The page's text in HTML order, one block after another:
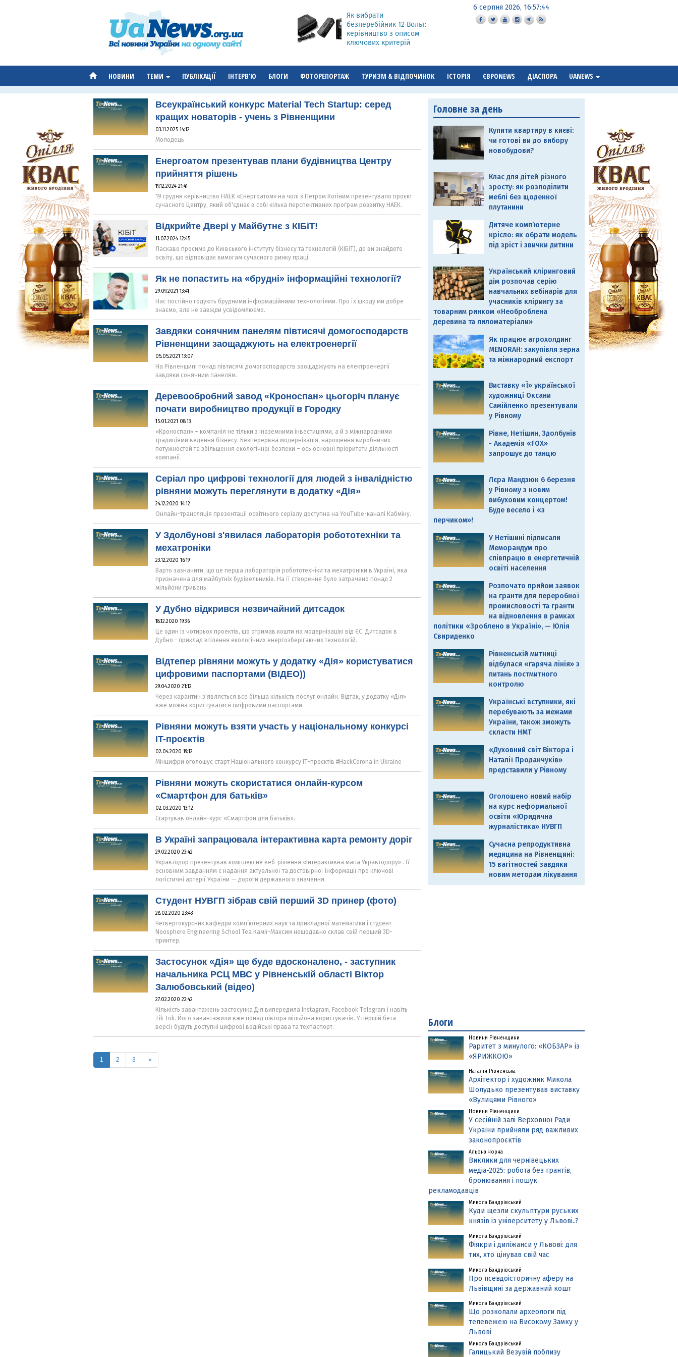
Як вибрати
безперебійник 12 Вольт:
керівництво з описом
ключових критерій
6 серпня 2026, 16:57:45
НОВИНИ ТЕМИ ПУБЛІКАЦІЇ ІНТЕРВ'Ю БЛОГИ ФОТОРЕПОРТАЖ ТУРИЗМ & ВІДПОЧИНОК ІСТОРІЯ ЄВРОNEWS ДІАСПОРА UANEWS
Всеукраїнський конкурс Material Tech Startup: серед
кращих новаторів - учень з Рівненщини
03.11.2025 14:12
Молодець
Енергоатом презентував плани будівництва Центру
прийняття рішень
19.12.2024 21:41
19 грудня керівництво НАЕК «Енергоатом» на чолі з Петром Котіним презентувало проєкт
сучасного Центру, який об'єднає в собі кілька перспективних програм розвитку НАЕК.
Відкрийте Двері у Майбутнє з КІБіТ!
11.07.2024 12:45
Ласкаво просимо до Київського інституту бізнесу та технологій (КІБіТ), де ви знайдете
освіту, що відповідає вимогам сучасного ринку праці.
Як не попастить на «брудні» інформаційні технології?
29.09.2021 13:41
Нас постійно годують брудними інформаційними технологіями. Про їх шкоду ми добре
знаємо, але не завжди усвідомлюємо.
Завдяки сонячним панелям півтисячі домогосподарств
Рівненщини заощаджують на електроенергії
05.05.2021 13:07
На Рівненщині понад півтисячі домогосподарств заощаджують на електроенергії
завдяки сонячним панелям.
Деревообробний завод «Кроноспан» цьогоріч планує
почати виробництво продукції в Городку
15.01.2021 08:13
«Кроноспан» – компанія не тільки з іноземними інвестиціями, а й з міжнародними
традиціями ведення бізнесу. Безперервна модернізація, нарощення виробничих
потужностей та збільшення екологічної безпеки – ось основні пріоритети діяльності
компанії.
Серіал про цифрові технології для людей з інвалідністю
рівняни можуть переглянути в додатку «Дія»
24.12.2020 14:12
Онлайн-трансляція презентації освітнього серіалу доступна на YouTube-каналі Кабміну.
У Здолбунові з'явилася лабораторія робототехніки та
мехатроніки
23.12.2020 16:19
Варто зазначити, що це перша лабораторія робототехніки та мехатроніки в Україні, яка
призначена для майбутніх будівельників. На її створення було затрачено понад 2
мільйони гривень.
У Дубно відкрився незвичайний дитсадок
18.12.2020 19:36
Це один із чотирьох проектів, що отримав кошти на модернізацію від ЄС. Дитсадок в
Дубно - приклад втілення екологічних енергозберігаючих технологій.
Відтепер рівняни можуть у додатку «Дія» користуватися
цифровими паспортами (ВІДЕО))
29.04.2020 21:12
Через карантин з'являється все більша кількість послуг онлайн. Відтак, у додатку «Дія»
вже можна користуватися цифровими паспортами.
Рівняни можуть взяти участь у національному конкурсі
IT-проєктів
02.04.2020 19:12
Мінцифри оголошує старт Національного конкурсу ІТ-проєктів #HackCorona in Ukraine
Рівняни можуть скористатися онлайн-курсом
«Смартфон для батьків»
02.03.2020 13:12
Стартував онлайн-курс «Смартфон для батьків».
В Україні запрацювала інтерактивна карта ремонту доріг
29.02.2020 23:42
Укравтодор презентував комплексне веб-рішення «Інтерактивна мапа Укравтодору» . Її
основним завданням є надання актуальної та достовірної інформації про ключові
логістичні артерії України — дороги державного значення.
Студент НУВГП зібрав свій перший 3D принер (фото)
28.02.2020 23:43
Четвертокурсник кафедри комп’ютерних наук та прикладної математики і студент
Noosphere Engineering School Теа Камії-Максим нещодавно склав свій перший 3D-
принтер.
Застосунок «Дія» ще буде вдосконалено, - заступник
начальника РСЦ МВС у Рівненській області Віктор
Залюбовський (відео)
27.02.2020 22:42
Кількість завантажень застосунка Дія випередила Instagram, Facebook Тelegram і навіть
Tik Tok. Його завантажили вже понад півтора мільйона користувачів. У першій бета-
версії будуть доступні цифрові водійські права та техпаспорт.
1 (current)
2 3 »
Головне за день
Купити квартиру в києві:
чи готові ви до вибору
новобудови?
Клас для дітей різного
зросту: як розподілити
меблі без щоденної
плутанини
Дитяче комп’ютерне
крісло: як обрати модель
під зріст і звички дитини
Український кліринговий
дім розпочав серію
навчальних вебінарів для
учасників клірингу за
товарним ринком «Необроблена
деревина та пиломатеріали»
Як працює агрохолдинг
MENORAH: закупівля зерна
та міжнародний експорт
Виставку «Ї» української
художниці Оксани
Самійленко презентували
у Рівному
Рівне, Нетішин, Здолбунів
- Академія «FOX»
запрошує до танцю
Лєра Мандзюк 6 березня
у Рівному з новим
вибуховим концертом!
Буде весело і «з
перчиком»!
У Нетішині підписали
Меморандум про
співпрацю в енергетичній
освіті населення
Розпочато прийом заявок
на гранти для переробної
промисловості та гранти
на відновлення в рамках
політики «Зроблено в Україні», — Юлія
Свириденко
Рівненській митниці
відбулася «гаряча лінія» з
питань постмитного
контролю
Українські вступники, які
перебувають за межами
України, також зможуть
скласти НМТ
«Духовний світ Віктора і
Наталії Проданчуків»
представили у Рівному
Оголошено новий набір
на курс неформальної
освіти «Юридична
журналістика» НУВГП
Сучасна репродуктивна
медицина на Рівненщині:
15 вагітностей завдяки
новим методам лікування
Блоги
Новини Рівненщини
Раритет з минулого: «КОБЗАР» із
«ЯРИЖКОЮ»
Наталія Рівненська
Архітектор і художник Микола
Шолудько презентував виставку
«Вулицями Рівного»
Новини Рівненщини
У сесійній залі Верховної Ради
України прийняли ряд важливих
законопроєктів
Альона Чорна
Виклики для чернівецьких
медіа-2025: робота без грантів,
бронювання і пошук
рекламодавців
Микола Бандрівський
Куди щезли скульптури руських
князів із університету у Львові..?
Микола Бандрівський
Фіякри і диліжанси у Львові: для
тих, хто цінував свій час
Микола Бандрівський
Про псевдоісторичну аферу на
Львівщині за державний кошт
Микола Бандрівський
Що розкопали археологи під
телевежею на Високому Замку у
Львові
Микола Бандрівський
Галицький Везувій поблизу